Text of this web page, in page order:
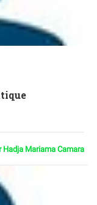
Hadja Mariama Camara